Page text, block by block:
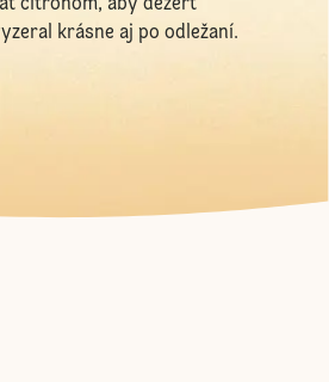
citrónom, aby dezert
krásne aj po odležaní.